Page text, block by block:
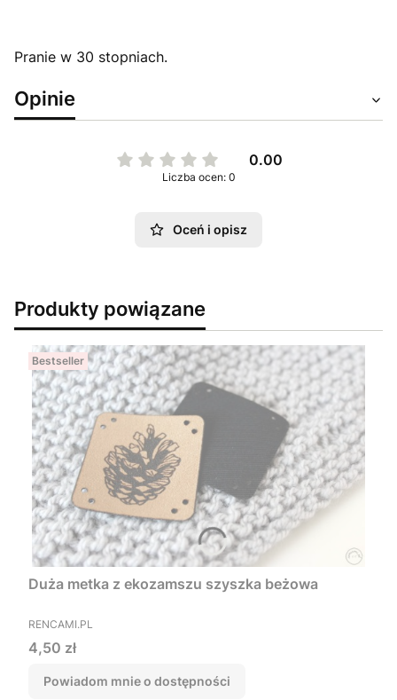
Pranie w 30 stopniach.
Opinie
0.00
Liczba ocen: 0
Oceń i opisz
Produkty powiązane
Bestseller
Duża metka z ekozamszu szyszka beżowa
PRODUCENT
RENCAMI.PL
Cena
4,50 zł
Powiadom mnie o dostępności